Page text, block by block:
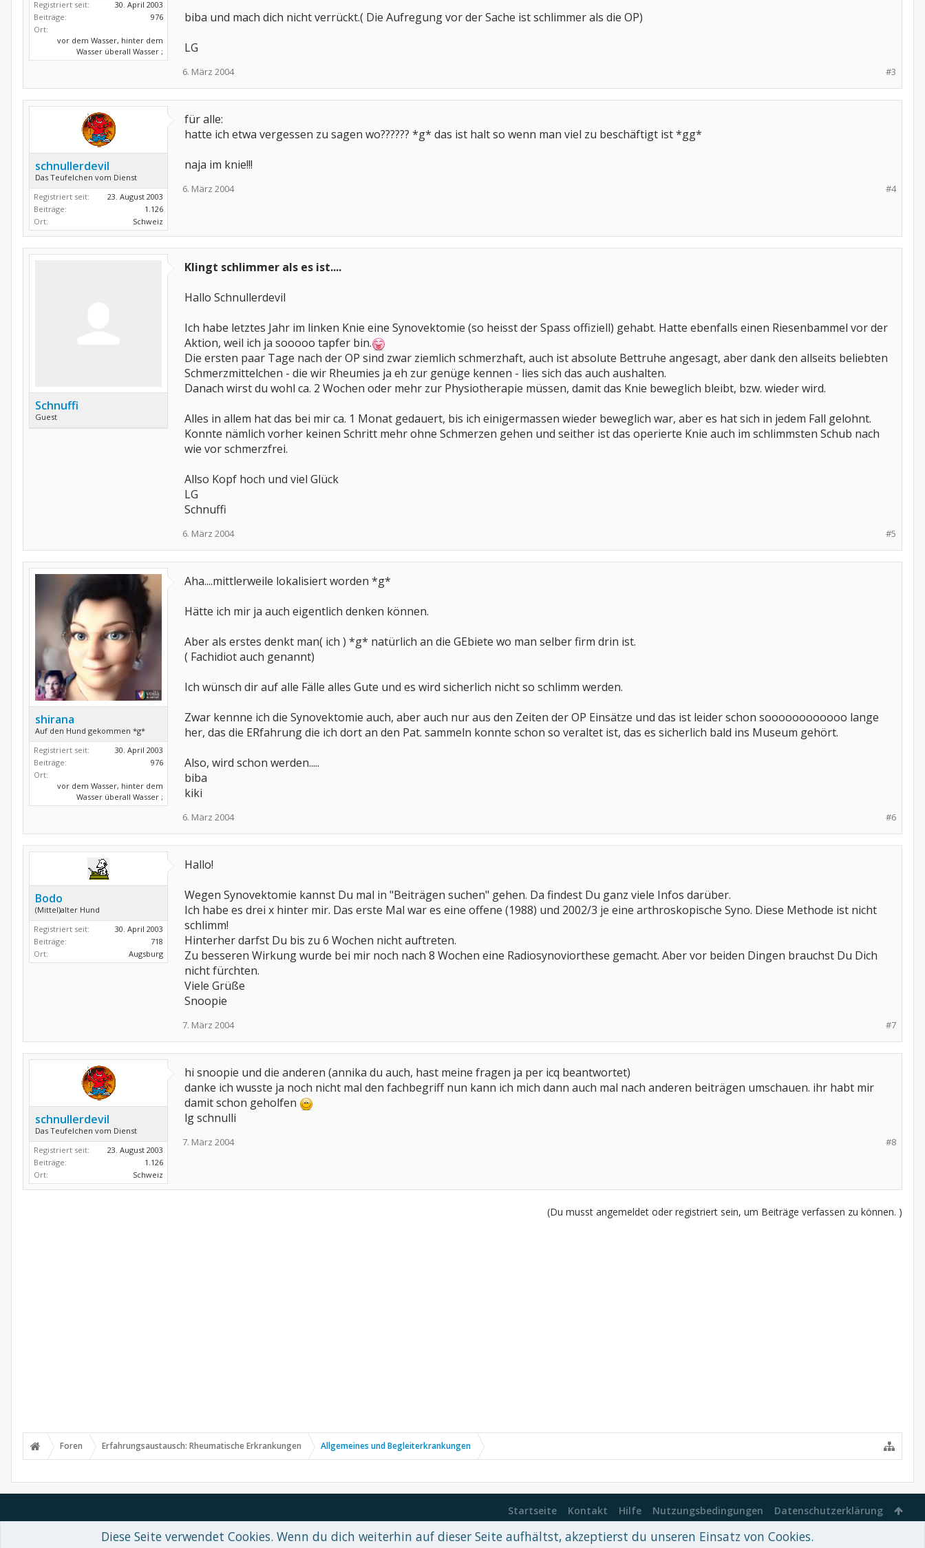
Registriert seit:
30. April 2003
Beiträge:
976
Ort:
vor dem Wasser, hinter dem
Wasser überall Wasser ;
biba und mach dich nicht verrückt.( Die Aufregung vor der Sache ist schlimmer als die OP)
LG
#3
6. März 2004
schnullerdevil
Das Teufelchen vom Dienst
Registriert seit:
23. August 2003
Beiträge:
1.126
Ort:
Schweiz
für alle:
hatte ich etwa vergessen zu sagen wo?????? *g* das ist halt so wenn man viel zu beschäftigt ist *gg*
naja im knie!!!
#4
6. März 2004
Schnuffi
Guest
Klingt schlimmer als es ist....
Hallo Schnullerdevil
Ich habe letztes Jahr im linken Knie eine Synovektomie (so heisst der Spass offiziell) gehabt. Hatte ebenfalls einen Riesenbammel vor der
Aktion, weil ich ja sooooo tapfer bin.
Die ersten paar Tage nach der OP sind zwar ziemlich schmerzhaft, auch ist absolute Bettruhe angesagt, aber dank den allseits beliebten
Schmerzmittelchen - die wir Rheumies ja eh zur genüge kennen - lies sich das auch aushalten.
Danach wirst du wohl ca. 2 Wochen oder mehr zur Physiotherapie müssen, damit das Knie beweglich bleibt, bzw. wieder wird.
Alles in allem hat das bei mir ca. 1 Monat gedauert, bis ich einigermassen wieder beweglich war, aber es hat sich in jedem Fall gelohnt.
Konnte nämlich vorher keinen Schritt mehr ohne Schmerzen gehen und seither ist das operierte Knie auch im schlimmsten Schub nach
wie vor schmerzfrei.
Allso Kopf hoch und viel Glück
LG
Schnuffi
#5
6. März 2004
shirana
Auf den Hund gekommen *g*
Registriert seit:
30. April 2003
Beiträge:
976
Ort:
vor dem Wasser, hinter dem
Wasser überall Wasser ;
Aha....mittlerweile lokalisiert worden *g*
Hätte ich mir ja auch eigentlich denken können.
Aber als erstes denkt man( ich ) *g* natürlich an die GEbiete wo man selber firm drin ist.
( Fachidiot auch genannt)
Ich wünsch dir auf alle Fälle alles Gute und es wird sicherlich nicht so schlimm werden.
Zwar kennne ich die Synovektomie auch, aber auch nur aus den Zeiten der OP Einsätze und das ist leider schon soooooooooooo lange
her, das die ERfahrung die ich dort an den Pat. sammeln konnte schon so veraltet ist, das es sicherlich bald ins Museum gehört.
Also, wird schon werden.....
biba
kiki
#6
6. März 2004
Bodo
(Mittel)alter Hund
Registriert seit:
30. April 2003
Beiträge:
718
Ort:
Augsburg
Hallo!
Wegen Synovektomie kannst Du mal in "Beiträgen suchen" gehen. Da findest Du ganz viele Infos darüber.
Ich habe es drei x hinter mir. Das erste Mal war es eine offene (1988) und 2002/3 je eine arthroskopische Syno. Diese Methode ist nicht
schlimm!
Hinterher darfst Du bis zu 6 Wochen nicht auftreten.
Zu besseren Wirkung wurde bei mir noch nach 8 Wochen eine Radiosynoviorthese gemacht. Aber vor beiden Dingen brauchst Du Dich
nicht fürchten.
Viele Grüße
Snoopie
#7
7. März 2004
schnullerdevil
Das Teufelchen vom Dienst
Registriert seit:
23. August 2003
Beiträge:
1.126
Ort:
Schweiz
hi snoopie und die anderen (annika du auch, hast meine fragen ja per icq beantwortet)
danke ich wusste ja noch nicht mal den fachbegriff nun kann ich mich dann auch mal nach anderen beiträgen umschauen. ihr habt mir
damit schon geholfen
lg schnulli
#8
7. März 2004
(Du musst angemeldet oder registriert sein, um Beiträge verfassen zu können. )
Foren Erfahrungsaustausch: Rheumatische Erkrankungen Allgemeines und Begleiterkrankungen
Startseite Kontakt Hilfe Nutzungsbedingungen Datenschutzerklärung
Forum software by XenForo™© 2010-2018 XenForo Ltd.-Deutsch von xenDach©2010-2017
Diese Seite verwendet Cookies. Wenn du dich weiterhin auf dieser Seite aufhältst, akzeptierst du unseren Einsatz von Cookies.